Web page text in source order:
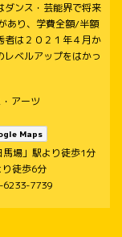
ダンス・芸能界で将来
あり、学費全額/半額
者は２０２１年４月か
ベルアップをはかっ
アーツ
Maps
場」駅より徒歩1分
徒歩6分
6233-7739